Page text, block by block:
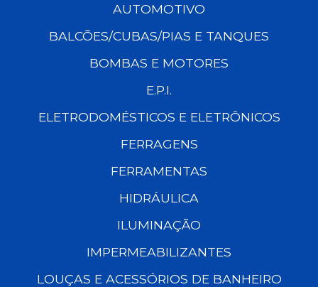
AUTOMOTIVO
BALCÕES/CUBAS/PIAS E TANQUES
BOMBAS E MOTORES
E.P.I.
ELETRODOMÉSTICOS E ELETRÔNICOS
FERRAGENS
FERRAMENTAS
HIDRÁULICA
ILUMINAÇÃO
IMPERMEABILIZANTES
LOUÇAS E ACESSÓRIOS DE BANHEIRO